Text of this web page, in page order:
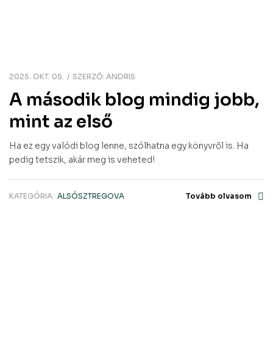
2025. OKT. 05. SZERZŐ: ANDRIS
A második blog mindig jobb,
mint az első
Ha ez egy valódi blog lenne, szólhatna egy könyvről is. Ha
pedig tetszik, akár meg is veheted!
KATEGÓRIA: ALSÓSZTREGOVA Tovább olvasom